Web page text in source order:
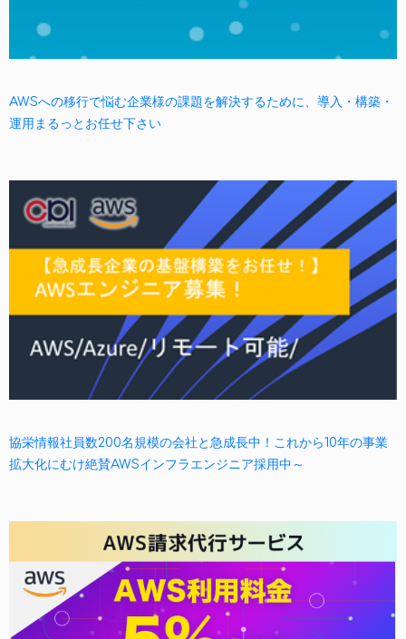
AWSへの移行で悩む企業様の課題を解決するために、導入・構築・
運用まるっとお任せ下さい
協栄情報社員数200名規模の会社と急成長中！これから10年の事業
拡大化にむけ絶賛AWSインフラエンジニア採用中～